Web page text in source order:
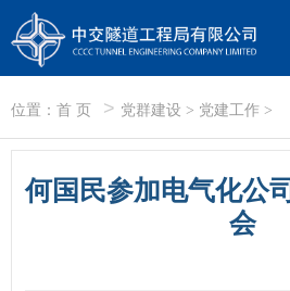
位置： 首 页 > 党群建设 > 党建工作 >
何国民参加电气化公
会